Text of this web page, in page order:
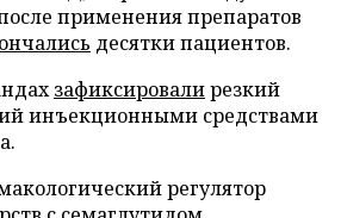
применения препаратов
десятки пациентов.
зафиксировалирезкий
инъекционными средствами
регулятор